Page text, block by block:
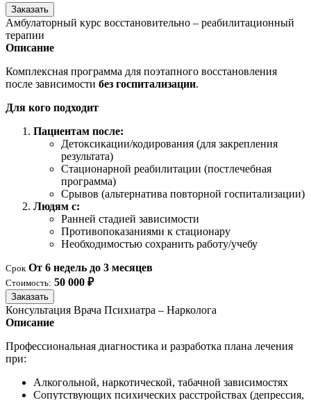
Заказать
Амбулаторный курс восстановительно – реабилитационный
терапии
Описание
Комплексная программа для поэтапного восстановления
после зависимости без госпитализации.
Для кого подходит
Пациентам после:
Детоксикации/кодирования (для закрепления
результата)
Стационарной реабилитации (постлечебная
программа)
Срывов (альтернатива повторной госпитализации)
Людям с:
Ранней стадией зависимости
Противопоказаниями к стационару
Необходимостью сохранить работу/учебу
Срок От 6 недель до 3 месяцев
Стоимость: 50 000 ₽
Заказать
Консультация Врача Психиатра – Нарколога
Описание
Профессиональная диагностика и разработка плана лечения
при:
Алкогольной, наркотической, табачной зависимостях
Сопутствующих психических расстройствах (депрессия,